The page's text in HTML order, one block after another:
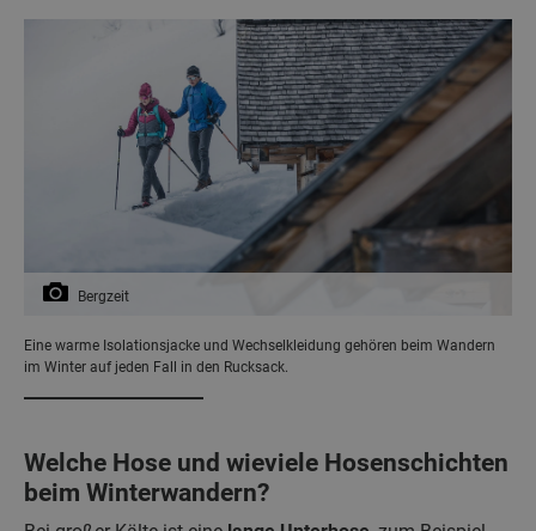
Bergzeit
Eine warme Isolationsjacke und Wechselkleidung gehören beim Wandern
im Winter auf jeden Fall in den Rucksack.
Welche Hose und wieviele Hosenschichten
beim Winterwandern?